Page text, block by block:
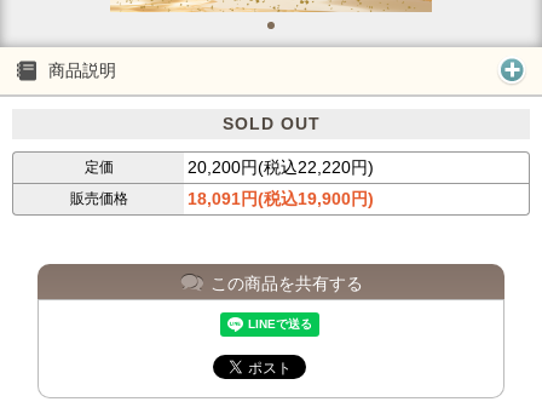
商品説明
SOLD OUT
定価 20,200円(税込22,220円)
販売価格 18,091円(税込19,900円)
この商品を共有する